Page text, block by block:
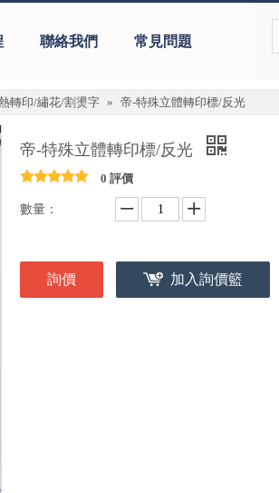
聯絡我們 常見問題
轉印/繡花/割燙字 » 帝-特殊立體轉印標/反光
帝-特殊立體轉印標/反光
0 評價
數量：
詢價 加入詢價籃